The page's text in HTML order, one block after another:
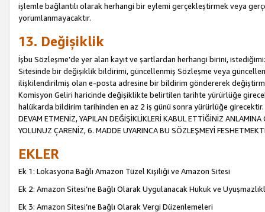
işlemle bağlantılı olarak herhangi bir eylemi gerçekleştirmek veya
yorumlanmayacaktır.
13. Değişiklik
İşbu Sözleşme’de yer alan kayıt ve şartlardan herhangi birini,
Sitesinde bir değişiklik bildirimi, güncellenmiş Sözleşme veya
ilişkilendirilmiş olan e-posta adresine bir bildirim göndererek
Komisyon Geliri haricinde değişiklikte belirtilen tarihte yürürlüğe
halükarda bildirim tarihinden en az 2 iş günü sonra yürürlüğe girecektir.
DEVAM ETMENİZ, YAPILAN DEĞİŞİKLİKLERİ KABUL ETTİĞİNİZ
YOLUNUZ ÇARENİZ, 6. MADDE UYARINCA BU SÖZLEŞMEYİ
EKLER
Ek 1: Lokasyona Bağlı Amazon Tüzel Kişiliği ve Amazon Sitesi
Ek 2: Amazon Sitesi’ne Bağlı Olarak Uygulanacak Hukuk ve
Ek 3: Amazon Sitesi’ne Bağlı Olarak Vergi Düzenlemeleri